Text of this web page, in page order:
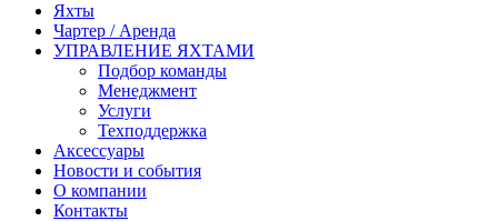
Яхты
Чартер / Аренда
УПРАВЛЕНИЕ ЯХТАМИ
Подбор команды
Менеджмент
Услуги
Техподдержка
Аксессуары
Новости и события
О компании
Контакты